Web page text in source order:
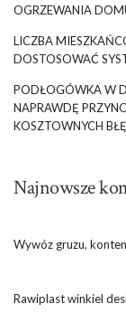
OGRZEWANIA
LICZBA
DOSTOSOWAĆ
PODŁOGÓWKA W
NAPRAWDĘ
KOSZTOWNYCH
Najnowsze
Wywóz gruzu,
Rawiplast winkiel